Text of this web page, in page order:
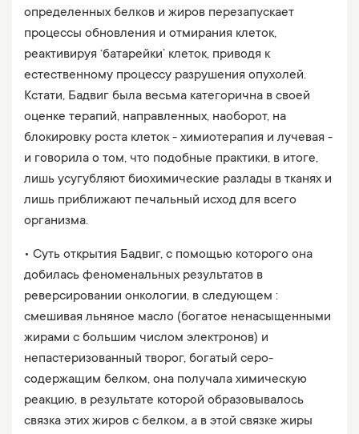
определенных белков и жиров перезапускает
процессы обновления и отмирания клеток,
реактивируя ‘батарейки’ клеток, приводя к
естественному процессу разрушения опухолей.
Кстати, Бадвиг была весьма категорична в своей
оценке терапий, направленных, наоборот, на
блокировку роста клеток - химиотерапия и лучевая -
и говорила о том, что подобные практики, в итоге,
лишь усугубляют биохимические разлады в тканях и
лишь приближают печальный исход для всего
организма.
• Суть открытия Бадвиг, с помощью которого она
добилась феноменальных результатов в
реверсировании онкологии, в следующем :
смешивая льняное масло (богатое ненасыщенными
жирами с большим числом электронов) и
непастеризованный творог, богатый серо-
содержащим белком, она получала химическую
реакцию, в результате которой образовывалось
связка этих жиров с белком, а в этой связке жиры